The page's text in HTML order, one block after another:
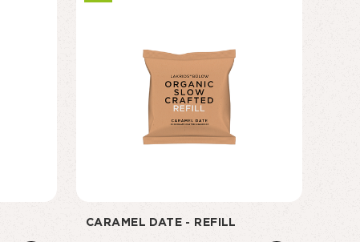
CARAMEL DATE - REFILL